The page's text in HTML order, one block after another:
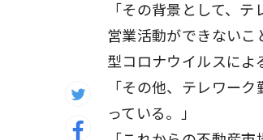
「その背景として、
営業活動ができないこ
型コロナウイルスによ
「その他、テレワー
っている。」